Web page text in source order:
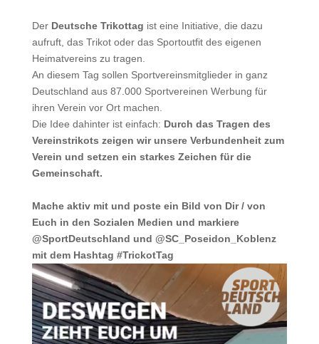
Der Deutsche Trikottag ist eine Initiative, die dazu
aufruft, das Trikot oder das Sportoutfit des eigenen
Heimatvereins zu tragen.
An diesem Tag sollen Sportvereinsmitglieder in ganz
Deutschland aus 87.000 Sportvereinen Werbung für
ihren Verein vor Ort machen.
Die Idee dahinter ist einfach: Durch das Tragen des
Vereinstrikots zeigen wir unsere Verbundenheit zum
Verein und setzen ein starkes Zeichen für die
Gemeinschaft.
Mache aktiv mit und poste ein Bild von Dir / von
Euch in den Sozialen Medien und markiere
@SportDeutschland und @SC_Poseidon_Koblenz
mit dem Hashtag #TrickotTag